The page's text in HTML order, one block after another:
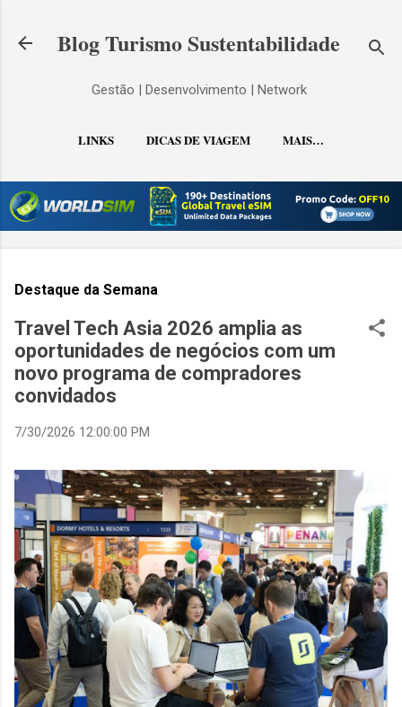
Blog Turismo Sustentabilidade
Gestão | Desenvolvimento | Network
LINKS DICAS DE VIAGEM MAIS…
CONTATO
Destaque da Semana
Travel Tech Asia 2026 amplia as
oportunidades de negócios com um
novo programa de compradores
convidados
7/30/2026 12:00:00 PM